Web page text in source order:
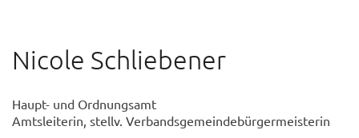
Nicole Schliebener
Haupt- und Ordnungsamt
Amtsleiterin, stellv. Verbandsgemeindebürgermeisterin